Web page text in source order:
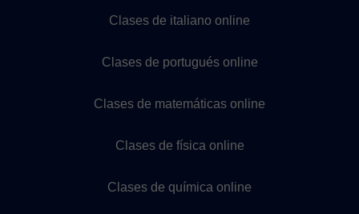
Clases de italiano online
Clases de portugués online
Clases de matemáticas online
Clases de física online
Clases de química online